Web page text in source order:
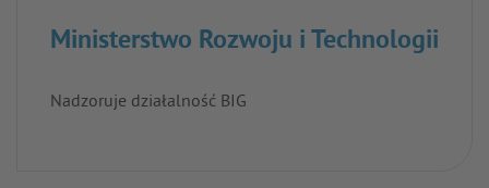
Ministerstwo Rozwoju i Technologii
Nadzoruje działalność BIG